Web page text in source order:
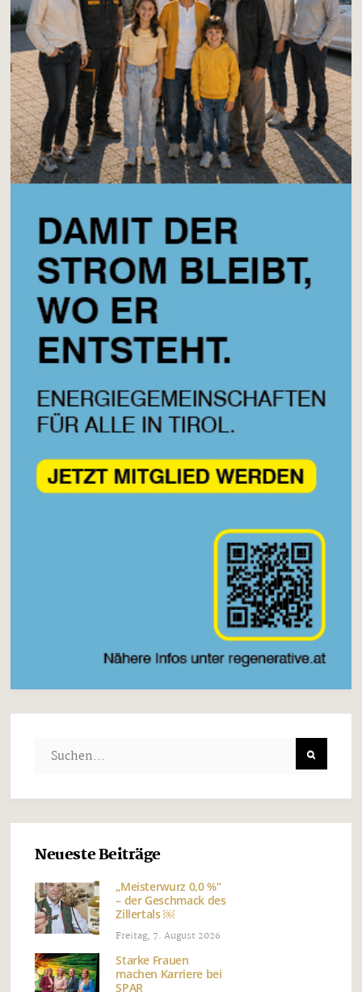
Neueste Beiträge
„Meisterwurz 0,0 %“
– der Geschmack des
Zillertals ￼
Freitag, 7. August 2026
Starke Frauen
machen Karriere bei
SPAR